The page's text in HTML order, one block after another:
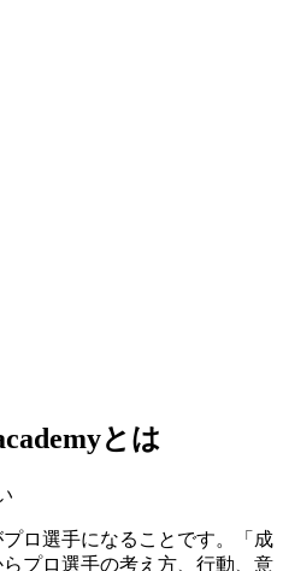
とは
ロ選手になることです。「成
プロ選手の考え方、行動、意